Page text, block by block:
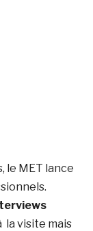
le MET lance
la visite mais